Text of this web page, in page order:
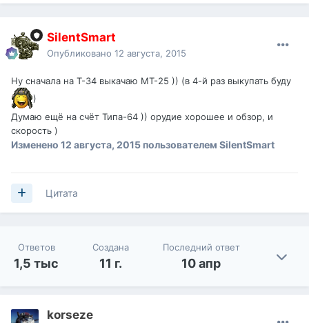
SilentSmart
Опубликовано 12 августа, 2015
Ну сначала на Т-34 выкачаю МТ-25 )) (в 4-й раз выкупать буду
)
Думаю ещё на счёт Типа-64 )) орудие хорошее и обзор, и
скорость )
Изменено 12 августа, 2015 пользователем SilentSmart
Цитата
Ответов
1,5 тыс
Создана
11 г.
Последний ответ
10 апр
korseze